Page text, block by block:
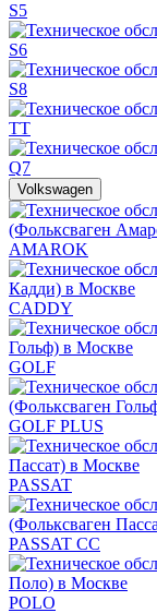
S5
S6
S8
TT
Q7
Volkswagen
AMAROK
CADDY
GOLF
GOLF PLUS
PASSAT
PASSAT CC
POLO